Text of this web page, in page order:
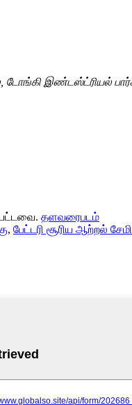
இண்டஸ்ட்ரியல்
தளவரைபடம்
, பேட்டரி சூரிய ஆற்றல்